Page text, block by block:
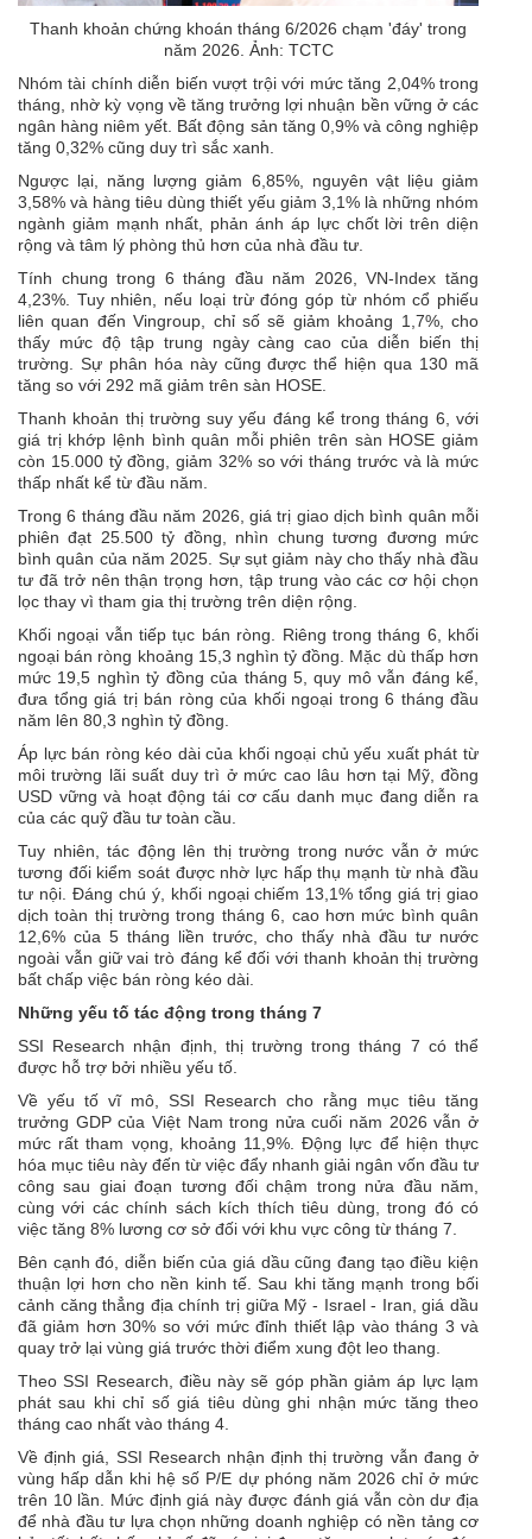
Thanh khoản chứng khoán tháng 6/2026 chạm 'đáy' trong
năm 2026. Ảnh: TCTC
Nhóm tài chính diễn biến vượt trội với mức tăng 2,04% trong
tháng, nhờ kỳ vọng về tăng trưởng lợi nhuận bền vững ở các
ngân hàng niêm yết. Bất động sản tăng 0,9% và công nghiệp
tăng 0,32% cũng duy trì sắc xanh.
Ngược lại, năng lượng giảm 6,85%, nguyên vật liệu giảm
3,58% và hàng tiêu dùng thiết yếu giảm 3,1% là những nhóm
ngành giảm mạnh nhất, phản ánh áp lực chốt lời trên diện
rộng và tâm lý phòng thủ hơn của nhà đầu tư.
Tính chung trong 6 tháng đầu năm 2026, VN-Index tăng
4,23%. Tuy nhiên, nếu loại trừ đóng góp từ nhóm cổ phiếu
liên quan đến Vingroup, chỉ số sẽ giảm khoảng 1,7%, cho
thấy mức độ tập trung ngày càng cao của diễn biến thị
trường. Sự phân hóa này cũng được thể hiện qua 130 mã
tăng so với 292 mã giảm trên sàn HOSE.
Thanh khoản thị trường suy yếu đáng kể trong tháng 6, với
giá trị khớp lệnh bình quân mỗi phiên trên sàn HOSE giảm
còn 15.000 tỷ đồng, giảm 32% so với tháng trước và là mức
thấp nhất kể từ đầu năm.
Trong 6 tháng đầu năm 2026, giá trị giao dịch bình quân mỗi
phiên đạt 25.500 tỷ đồng, nhìn chung tương đương mức
bình quân của năm 2025. Sự sụt giảm này cho thấy nhà đầu
tư đã trở nên thận trọng hơn, tập trung vào các cơ hội chọn
lọc thay vì tham gia thị trường trên diện rộng.
Khối ngoại vẫn tiếp tục bán ròng. Riêng trong tháng 6, khối
ngoại bán ròng khoảng 15,3 nghìn tỷ đồng. Mặc dù thấp hơn
mức 19,5 nghìn tỷ đồng của tháng 5, quy mô vẫn đáng kể,
đưa tổng giá trị bán ròng của khối ngoại trong 6 tháng đầu
năm lên 80,3 nghìn tỷ đồng.
Áp lực bán ròng kéo dài của khối ngoại chủ yếu xuất phát từ
môi trường lãi suất duy trì ở mức cao lâu hơn tại Mỹ, đồng
USD vững và hoạt động tái cơ cấu danh mục đang diễn ra
của các quỹ đầu tư toàn cầu.
Tuy nhiên, tác động lên thị trường trong nước vẫn ở mức
tương đối kiểm soát được nhờ lực hấp thụ mạnh từ nhà đầu
tư nội. Đáng chú ý, khối ngoại chiếm 13,1% tổng giá trị giao
dịch toàn thị trường trong tháng 6, cao hơn mức bình quân
12,6% của 5 tháng liền trước, cho thấy nhà đầu tư nước
ngoài vẫn giữ vai trò đáng kể đối với thanh khoản thị trường
bất chấp việc bán ròng kéo dài.
Những yếu tố tác động trong tháng 7
SSI Research nhận định, thị trường trong tháng 7 có thể
được hỗ trợ bởi nhiều yếu tố.
Về yếu tố vĩ mô, SSI Research cho rằng mục tiêu tăng
trưởng GDP của Việt Nam trong nửa cuối năm 2026 vẫn ở
mức rất tham vọng, khoảng 11,9%. Động lực để hiện thực
hóa mục tiêu này đến từ việc đẩy nhanh giải ngân vốn đầu tư
công sau giai đoạn tương đối chậm trong nửa đầu năm,
cùng với các chính sách kích thích tiêu dùng, trong đó có
việc tăng 8% lương cơ sở đối với khu vực công từ tháng 7.
Bên cạnh đó, diễn biến của giá dầu cũng đang tạo điều kiện
thuận lợi hơn cho nền kinh tế. Sau khi tăng mạnh trong bối
cảnh căng thẳng địa chính trị giữa Mỹ - Israel - Iran, giá dầu
đã giảm hơn 30% so với mức đỉnh thiết lập vào tháng 3 và
quay trở lại vùng giá trước thời điểm xung đột leo thang.
Theo SSI Research, điều này sẽ góp phần giảm áp lực lạm
phát sau khi chỉ số giá tiêu dùng ghi nhận mức tăng theo
tháng cao nhất vào tháng 4.
Về định giá, SSI Research nhận định thị trường vẫn đang ở
vùng hấp dẫn khi hệ số P/E dự phóng năm 2026 chỉ ở mức
trên 10 lần. Mức định giá này được đánh giá vẫn còn dư địa
để nhà đầu tư lựa chọn những doanh nghiệp có nền tảng cơ